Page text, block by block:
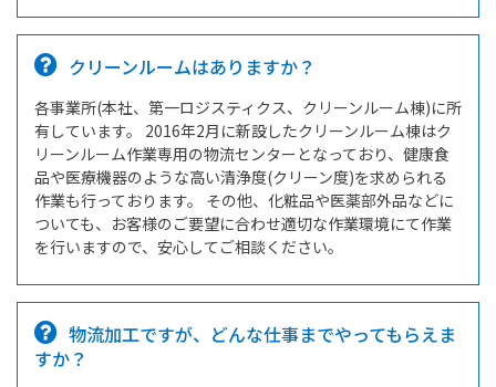
クリーンルームはありますか？
各事業所(本社、第一ロジスティクス、クリーンルーム棟)に所
有しています。 2016年2月に新設したクリーンルーム棟はク
リーンルーム作業専用の物流センターとなっており、健康食
品や医療機器のような高い清浄度(クリーン度)を求められる
作業も行っております。 その他、化粧品や医薬部外品などに
ついても、お客様のご要望に合わせ適切な作業環境にて作業
を行いますので、安心してご相談ください。
物流加工ですが、どんな仕事までやってもらえま
すか？